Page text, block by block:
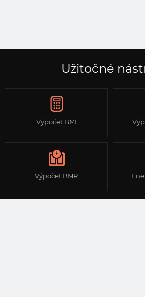
Užitočné
Výpočet BMI
Výpočet BMR